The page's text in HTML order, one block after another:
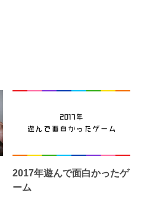
2017年遊んで面白かったゲ
ーム